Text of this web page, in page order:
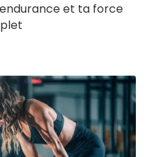
et ta force